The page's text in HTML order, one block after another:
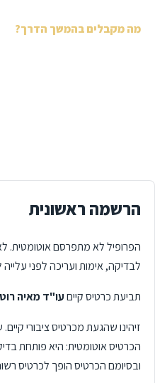
מה מקבלים בהמשך הדרך?
הרשמה ראשונית
הפרופיל לא מתפרסם אוטומטית.
לבדיקה, אימות ועריכה לפני
תביעת כרטיס קייםעו"ד מאיה
זיהינו שהגעת מכרטיס ציבורי
הכרטיס אוטומטית: היא פותחת
ובסיומם הכרטיס הופך לכרטיס